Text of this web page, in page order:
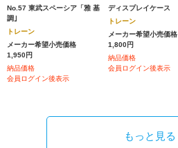
No.57 東武スペーシア「雅 基
調｣
トレーン
メーカー希望小売価格
1,950円
納品価格
会員ログイン後表示
ディスプレイケース
トレーン
メーカー希望小売価格
1,800円
納品価格
会員ログイン後表示
もっと見る